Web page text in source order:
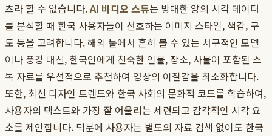
츠라 할 수 없습니다.AI 비디오 스튜는 방대한 양의 시각 데이터
를 분석할 때 한국 사용자들이 선호하는 이미지 스타일, 색감, 구
도 등을 고려합니다. 해외 툴에서 흔히 볼 수 있는 서구적인 모델
이나 풍경 대신, 한국인에게 친숙한 인물, 장소, 사물이 포함된 스
톡 자료를 우선적으로 추천하여 영상의 이질감을 최소화합니다.
또한, 최신 디자인 트렌드와 한국 사회의 문화적 코드를 학습하여,
사용자의 텍스트와 가장 잘 어울리는 세련되고 감각적인 시각 요
소를 제안합니다. 덕분에 사용자는 별도의 자료 검색 없이도 한국